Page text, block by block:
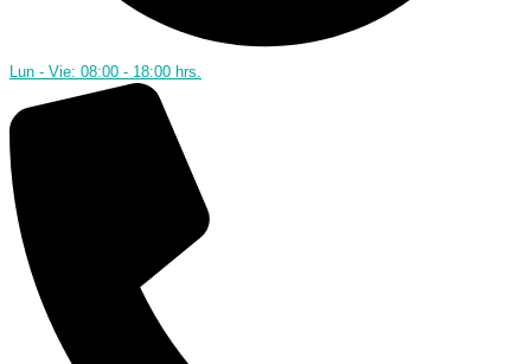
Lun - Vie: 08:00 - 18:00 hrs.